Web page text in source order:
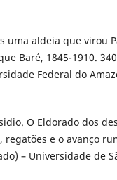
uma aldeia que virou
Baré, 1845-1910.
Federal do
O Eldorado dos
e o avanço
– Universidade de